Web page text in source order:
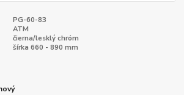
PG-60-83
ATM
čierna/lesklý chróm
šírka 660 - 890 mm